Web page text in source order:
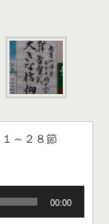
～２８節
00:00